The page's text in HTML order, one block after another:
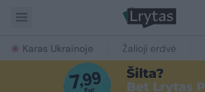
Karas Ukrainoje Žalioji erdvė